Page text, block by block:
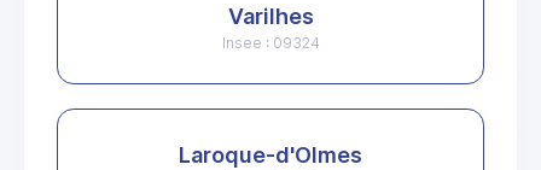
Varilhes
Insee : 09324
Laroque-d'Olmes